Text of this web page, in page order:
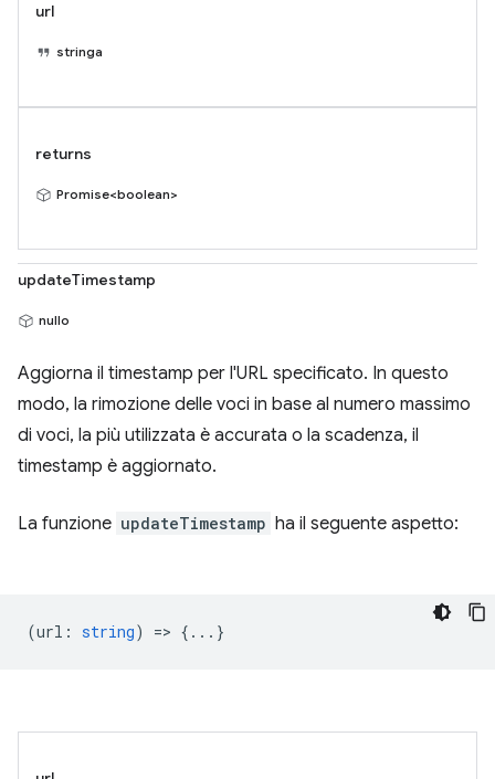
url
stringa
returns
Promise<boolean>
updateTimestamp
nullo
Aggiorna il timestamp per l'URL specificato. In questo
modo, la rimozione delle voci in base al numero massimo
di voci, la più utilizzata è accurata o la scadenza, il
timestamp è aggiornato.
La funzione updateTimestamp ha il seguente aspetto:
(url : string) => {...}